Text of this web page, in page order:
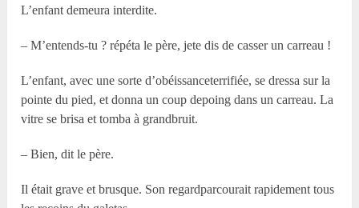
L’enfant demeura interdite.
– M’entends-tu ? répéta le père, jete dis de casser un carreau !
L’enfant, avec une sorte d’obéissanceterrifiée, se dressa sur la
pointe du pied, et donna un coup depoing dans un carreau. La
vitre se brisa et tomba à grandbruit.
– Bien, dit le père.
Il était grave et brusque. Son regardparcourait rapidement tous